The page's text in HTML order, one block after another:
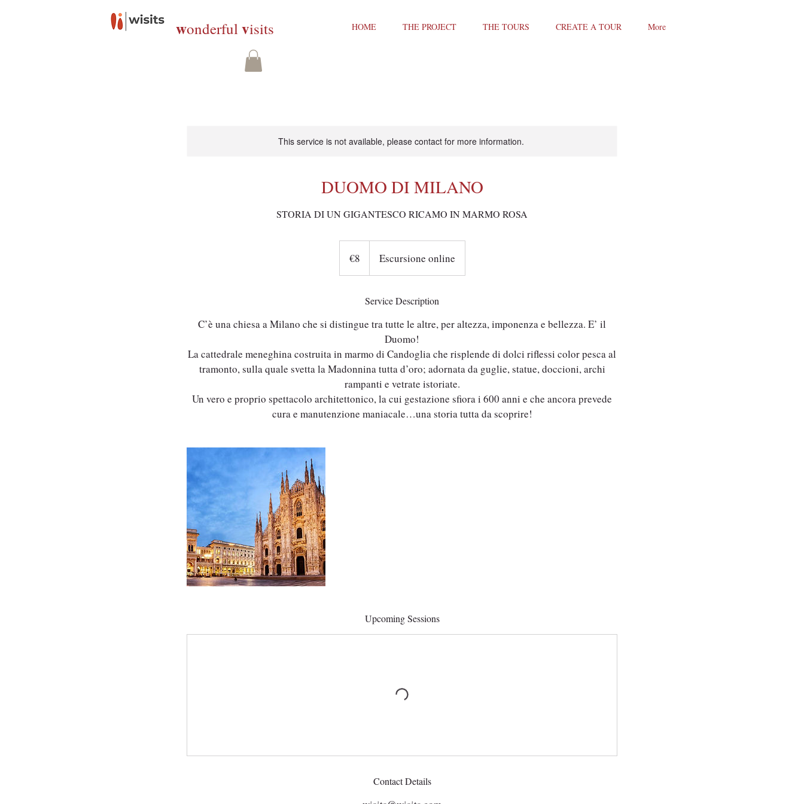
wonderfulvisits HOME THE PROJECT THE TOURS CREATE A TOUR More
This service is not available, please contact for more information.
DUOMO DI MILANO
STORIA DI UN GIGANTESCO RICAMO IN MARMO ROSA
€8 Escursione online
Service Description
C’è una chiesa a Milano che si distingue tra tutte le altre, per altezza, imponenza e bellezza. E’ il
Duomo!
La cattedrale meneghina costruita in marmo di Candoglia che risplende di dolci riflessi color pesca al
tramonto, sulla quale svetta la Madonnina tutta d’oro; adornata da guglie, statue, doccioni, archi
rampanti e vetrate istoriate.
Un vero e proprio spettacolo architettonico, la cui gestazione sfiora i 600 anni e che ancora prevede
cura e manutenzione maniacale…una storia tutta da scoprire!
Upcoming Sessions
Contact Details